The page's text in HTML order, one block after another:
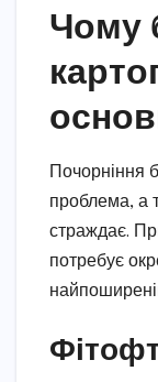
Чому
Почорніння
проблема, а
страждає.
потребує